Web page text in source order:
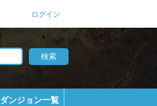
ログイン
ダンジョン一覧